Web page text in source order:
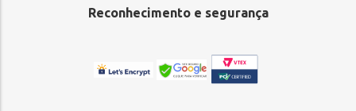
Reconhecimento e segurança